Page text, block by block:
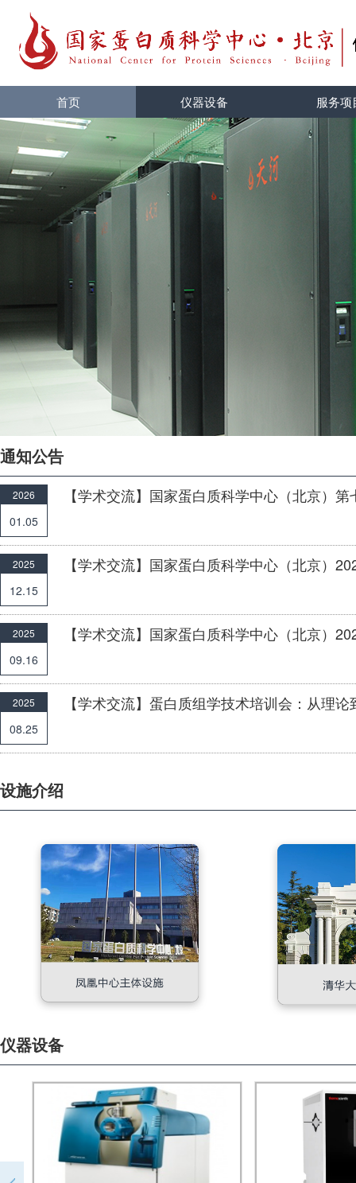
首页 仪器设备 服务项
通知公告
2026
01.05
【学术交流】国家蛋白质科学中心（北京）
2025
12.15
【学术交流】国家蛋白质科学中心（北京）
2025
09.16
【学术交流】国家蛋白质科学中心（北京）
2025
08.25
【学术交流】蛋白质组学技术培训会：从理
设施介绍
仪器设备